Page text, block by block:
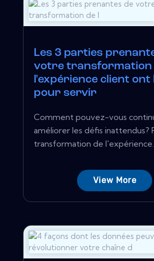
Les 3 parties
votre transformation
l'expérience client ont
pour servir
Comment pouvez-vous
améliorer les défis inattendus?
transformation de l'expérience...
View More